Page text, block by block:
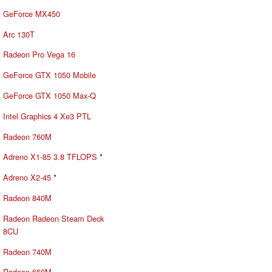
GeForce MX450
Arc 130T
Radeon Pro Vega 16
GeForce GTX 1050 Mobile
GeForce GTX 1050 Max-Q
Intel Graphics 4 Xe3 PTL
Radeon 760M
Adreno X1-85 3.8 TFLOPS *
Adreno X2-45 *
Radeon 840M
Radeon Radeon Steam Deck
8CU
Radeon 740M